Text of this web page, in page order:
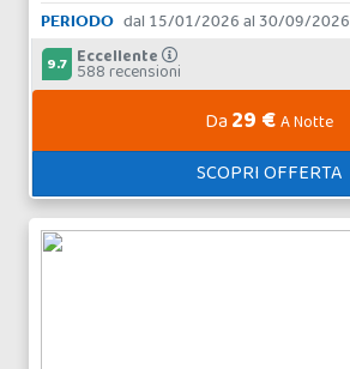
PERIODO dal 15/01/2026 al 30/09/2026
9.7 Eccellente
588 recensioni
Da 29 €A Notte
SCOPRI OFFERTA